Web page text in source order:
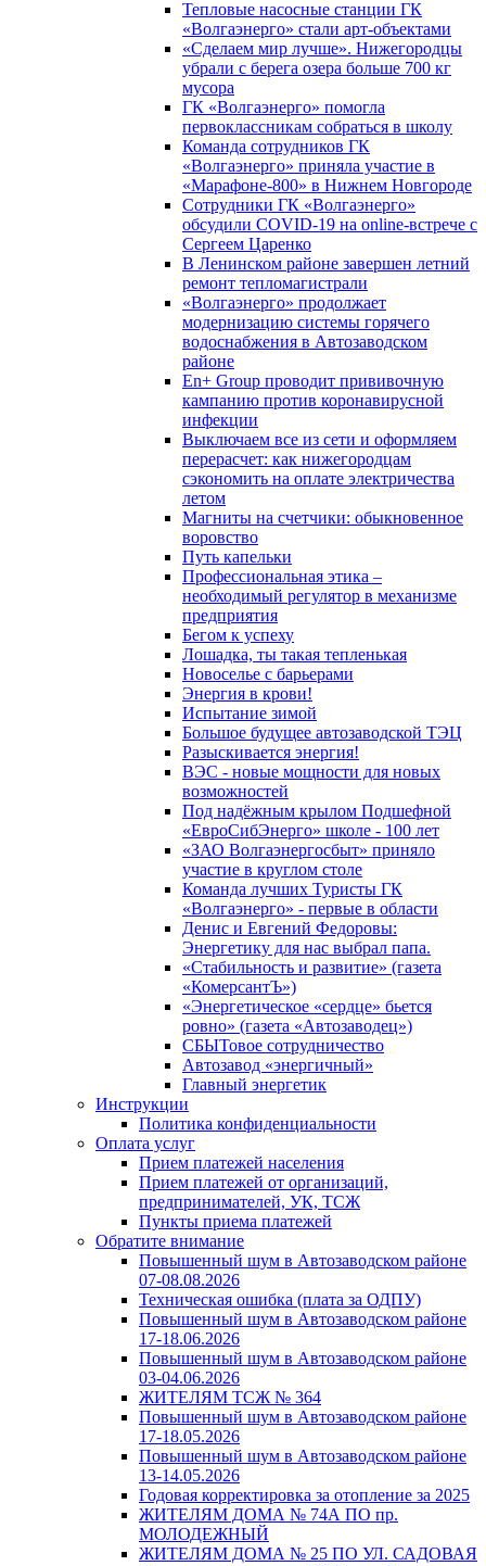
Тепловые насосные станции ГК
«Волгаэнерго» стали арт-объектами
«Сделаем мир лучше». Нижегородцы
убрали с берега озера больше 700 кг
мусора
ГК «Волгаэнерго» помогла
первоклассникам собраться в школу
Команда сотрудников ГК
«Волгаэнерго» приняла участие в
«Марафоне-800» в Нижнем Новгороде
Сотрудники ГК «Волгаэнерго»
обсудили COVID-19 на online-встрече с
Сергеем Царенко
В Ленинском районе завершен летний
ремонт тепломагистрали
«Волгаэнерго» продолжает
модернизацию системы горячего
водоснабжения в Автозаводском
районе
En+ Group проводит прививочную
кампанию против коронавирусной
инфекции
Выключаем все из сети и оформляем
перерасчет: как нижегородцам
сэкономить на оплате электричества
летом
Магниты на счетчики: обыкновенное
воровство
Путь капельки
Профессиональная этика –
необходимый регулятор в механизме
предприятия
Бегом к успеху
Лошадка, ты такая тепленькая
Новоселье с барьерами
Энергия в крови!
Испытание зимой
Большое будущее автозаводской ТЭЦ
Разыскивается энергия!
ВЭС - новые мощности для новых
возможностей
Под надёжным крылом Подшефной
«ЕвроСибЭнерго» школе - 100 лет
«ЗАО Волгаэнергосбыт» приняло
участие в круглом столе
Команда лучших Туристы ГК
«Волгаэнерго» - первые в области
Денис и Евгений Федоровы:
Энергетику для нас выбрал папа.
«Стабильность и развитие» (газета
«КомерсантЪ»)
«Энергетическое «сердце» бьется
ровно» (газета «Автозаводец»)
СБЫТовое сотрудничество
Автозавод «энергичный»
Главный энергетик
Инструкции
Политика конфиденциальности
Оплата услуг
Прием платежей населения
Прием платежей от организаций,
предпринимателей, УК, ТСЖ
Пункты приема платежей
Обратите внимание
Повышенный шум в Автозаводском районе
07-08.08.2026
Техническая ошибка (плата за ОДПУ)
Повышенный шум в Автозаводском районе
17-18.06.2026
Повышенный шум в Автозаводском районе
03-04.06.2026
ЖИТЕЛЯМ ТСЖ № 364
Повышенный шум в Автозаводском районе
17-18.05.2026
Повышенный шум в Автозаводском районе
13-14.05.2026
Годовая корректировка за отопление за 2025
ЖИТЕЛЯМ ДОМА № 74А ПО пр.
МОЛОДЕЖНЫЙ
ЖИТЕЛЯМ ДОМА № 25 ПО УЛ. САДОВАЯ